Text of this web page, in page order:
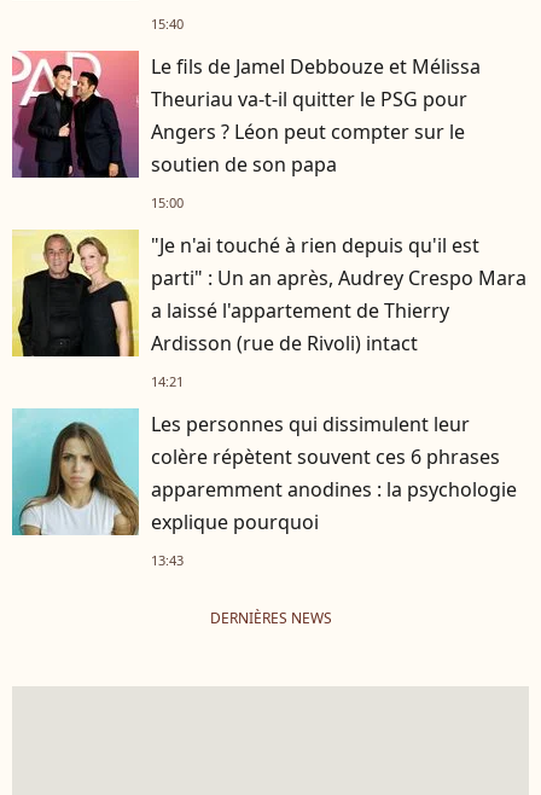
15:40
Le fils de Jamel Debbouze et Mélissa
Theuriau va-t-il quitter le PSG pour
Angers ? Léon peut compter sur le
soutien de son papa
15:00
"Je n'ai touché à rien depuis qu'il est
parti" : Un an après, Audrey Crespo Mara
a laissé l'appartement de Thierry
Ardisson (rue de Rivoli) intact
14:21
Les personnes qui dissimulent leur
colère répètent souvent ces 6 phrases
apparemment anodines : la psychologie
explique pourquoi
13:43
DERNIÈRES NEWS